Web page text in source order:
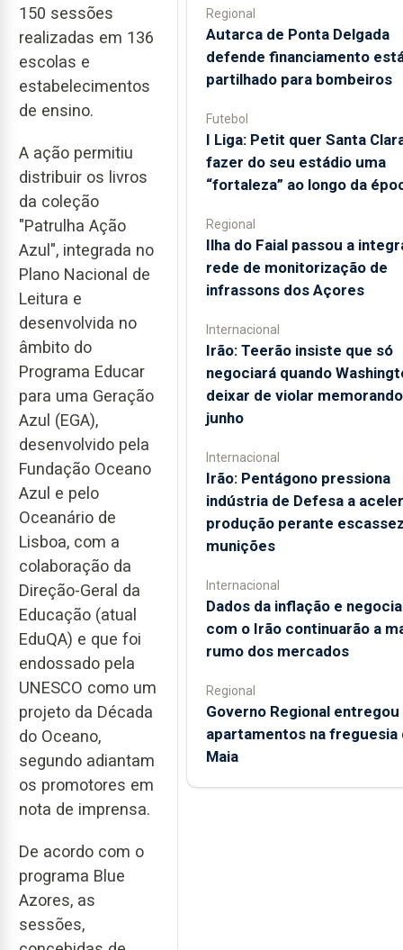
150 sessões
realizadas em 136
escolas e
estabelecimentos
de ensino.
A ação permitiu
distribuir os livros
da coleção
"Patrulha Ação
Azul", integrada no
Plano Nacional de
Leitura e
desenvolvida no
âmbito do
Programa Educar
para uma Geração
Azul (EGA),
desenvolvido pela
Fundação Oceano
Azul e pelo
Oceanário de
Lisboa, com a
colaboração da
Direção-Geral da
Educação (atual
EduQA) e que foi
endossado pela
UNESCO como um
projeto da Década
do Oceano,
segundo adiantam
os promotores em
nota de imprensa.
De acordo com o
programa Blue
Azores, as
sessões,
Regional
Autarca de Ponta Delgada
defende financiamento
partilhado para bombeiros
Futebol
I Liga: Petit quer Santa
fazer do seu estádio uma
“fortaleza” ao longo da
Regional
Ilha do Faial passou a
rede de monitorização de
infrassons dos Açores
Internacional
Irão: Teerão insiste que só
negociará quando
deixar de violar
junho
Internacional
Irão: Pentágono pressiona
indústria de Defesa a
produção perante
munições
Internacional
Dados da inflação e
com o Irão continuarão a
rumo dos mercados
Regional
Governo Regional entregou
apartamentos na freguesia
Maia